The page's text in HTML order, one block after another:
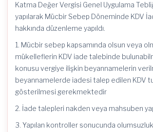
Katma Değer Vergisi Genel Uygulama
yapılarak Mücbir Sebep Döneminde KDV
hakkında düzenleme yapıldı.
1. Mücbir sebep kapsamında olsun veya
mükelleflerin KDV iade talebinde
konusu vergiye ilişkin beyannamelerin
beyannamelerde iadesi talep edilen KDV
gösterilmesi gerekmektedir
2. İade talepleri nakden veya mahsuben
3. Yapılan kontroller sonucunda olumsuzluk